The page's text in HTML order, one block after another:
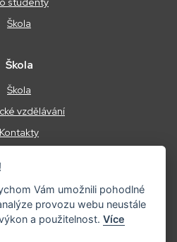
Škola
Škola
Škola
vzdělávání
Kontakty
management
Vám umožnili pohodlné
provozu webu neustále
a použitelnost.Více